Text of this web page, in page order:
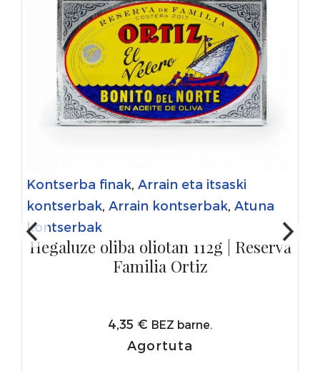
Kontserba finak Arrain eta itsaski
kontserbak Arrain kontserbak Atuna
kontserbak
Hegaluze oliba oliotan 112g | Reserva
Familia Ortiz
4,35 € BEZ barne.
Agortuta